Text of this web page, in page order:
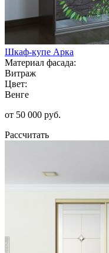
Шкаф-купе Арка
Материал фасада:
Витраж
Цвет:
Венге
от 50 000 руб.
Рассчитать